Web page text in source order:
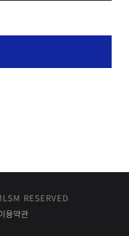
RESERVED
용약관